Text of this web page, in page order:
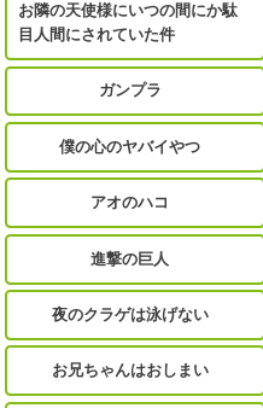
お隣の天使様にいつの間にか駄
目人間にされていた件
ガンプラ
僕の心のヤバイやつ
アオのハコ
進撃の巨人
夜のクラゲは泳げない
お兄ちゃんはおしまい